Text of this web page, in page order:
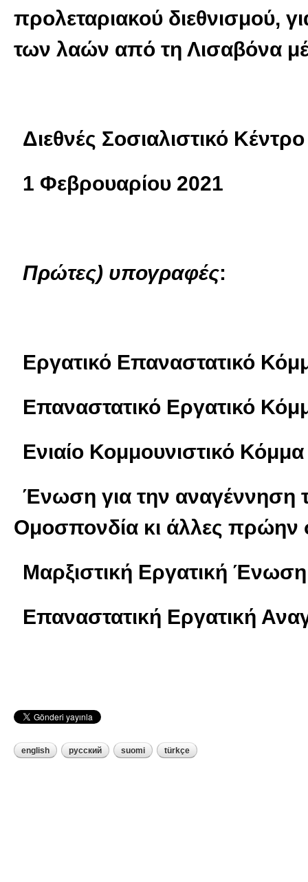
προλεταριακού διεθνισμού,
των λαών από τη Λισαβόνα
Διεθνές Σοσιαλιστικό
1 Φεβρουαρίου 2021
Πρώτες) υπογραφές:
Εργατικό Επαναστατικό
Επαναστατικό Εργατικό
Ενιαίο Κομμουνιστικό
Ένωση για την αναγέννηση
Ομοσπονδία κι άλλες πρώην
Μαρξιστική Εργατική
Επαναστατική Εργατική
english русский suomi türkçe